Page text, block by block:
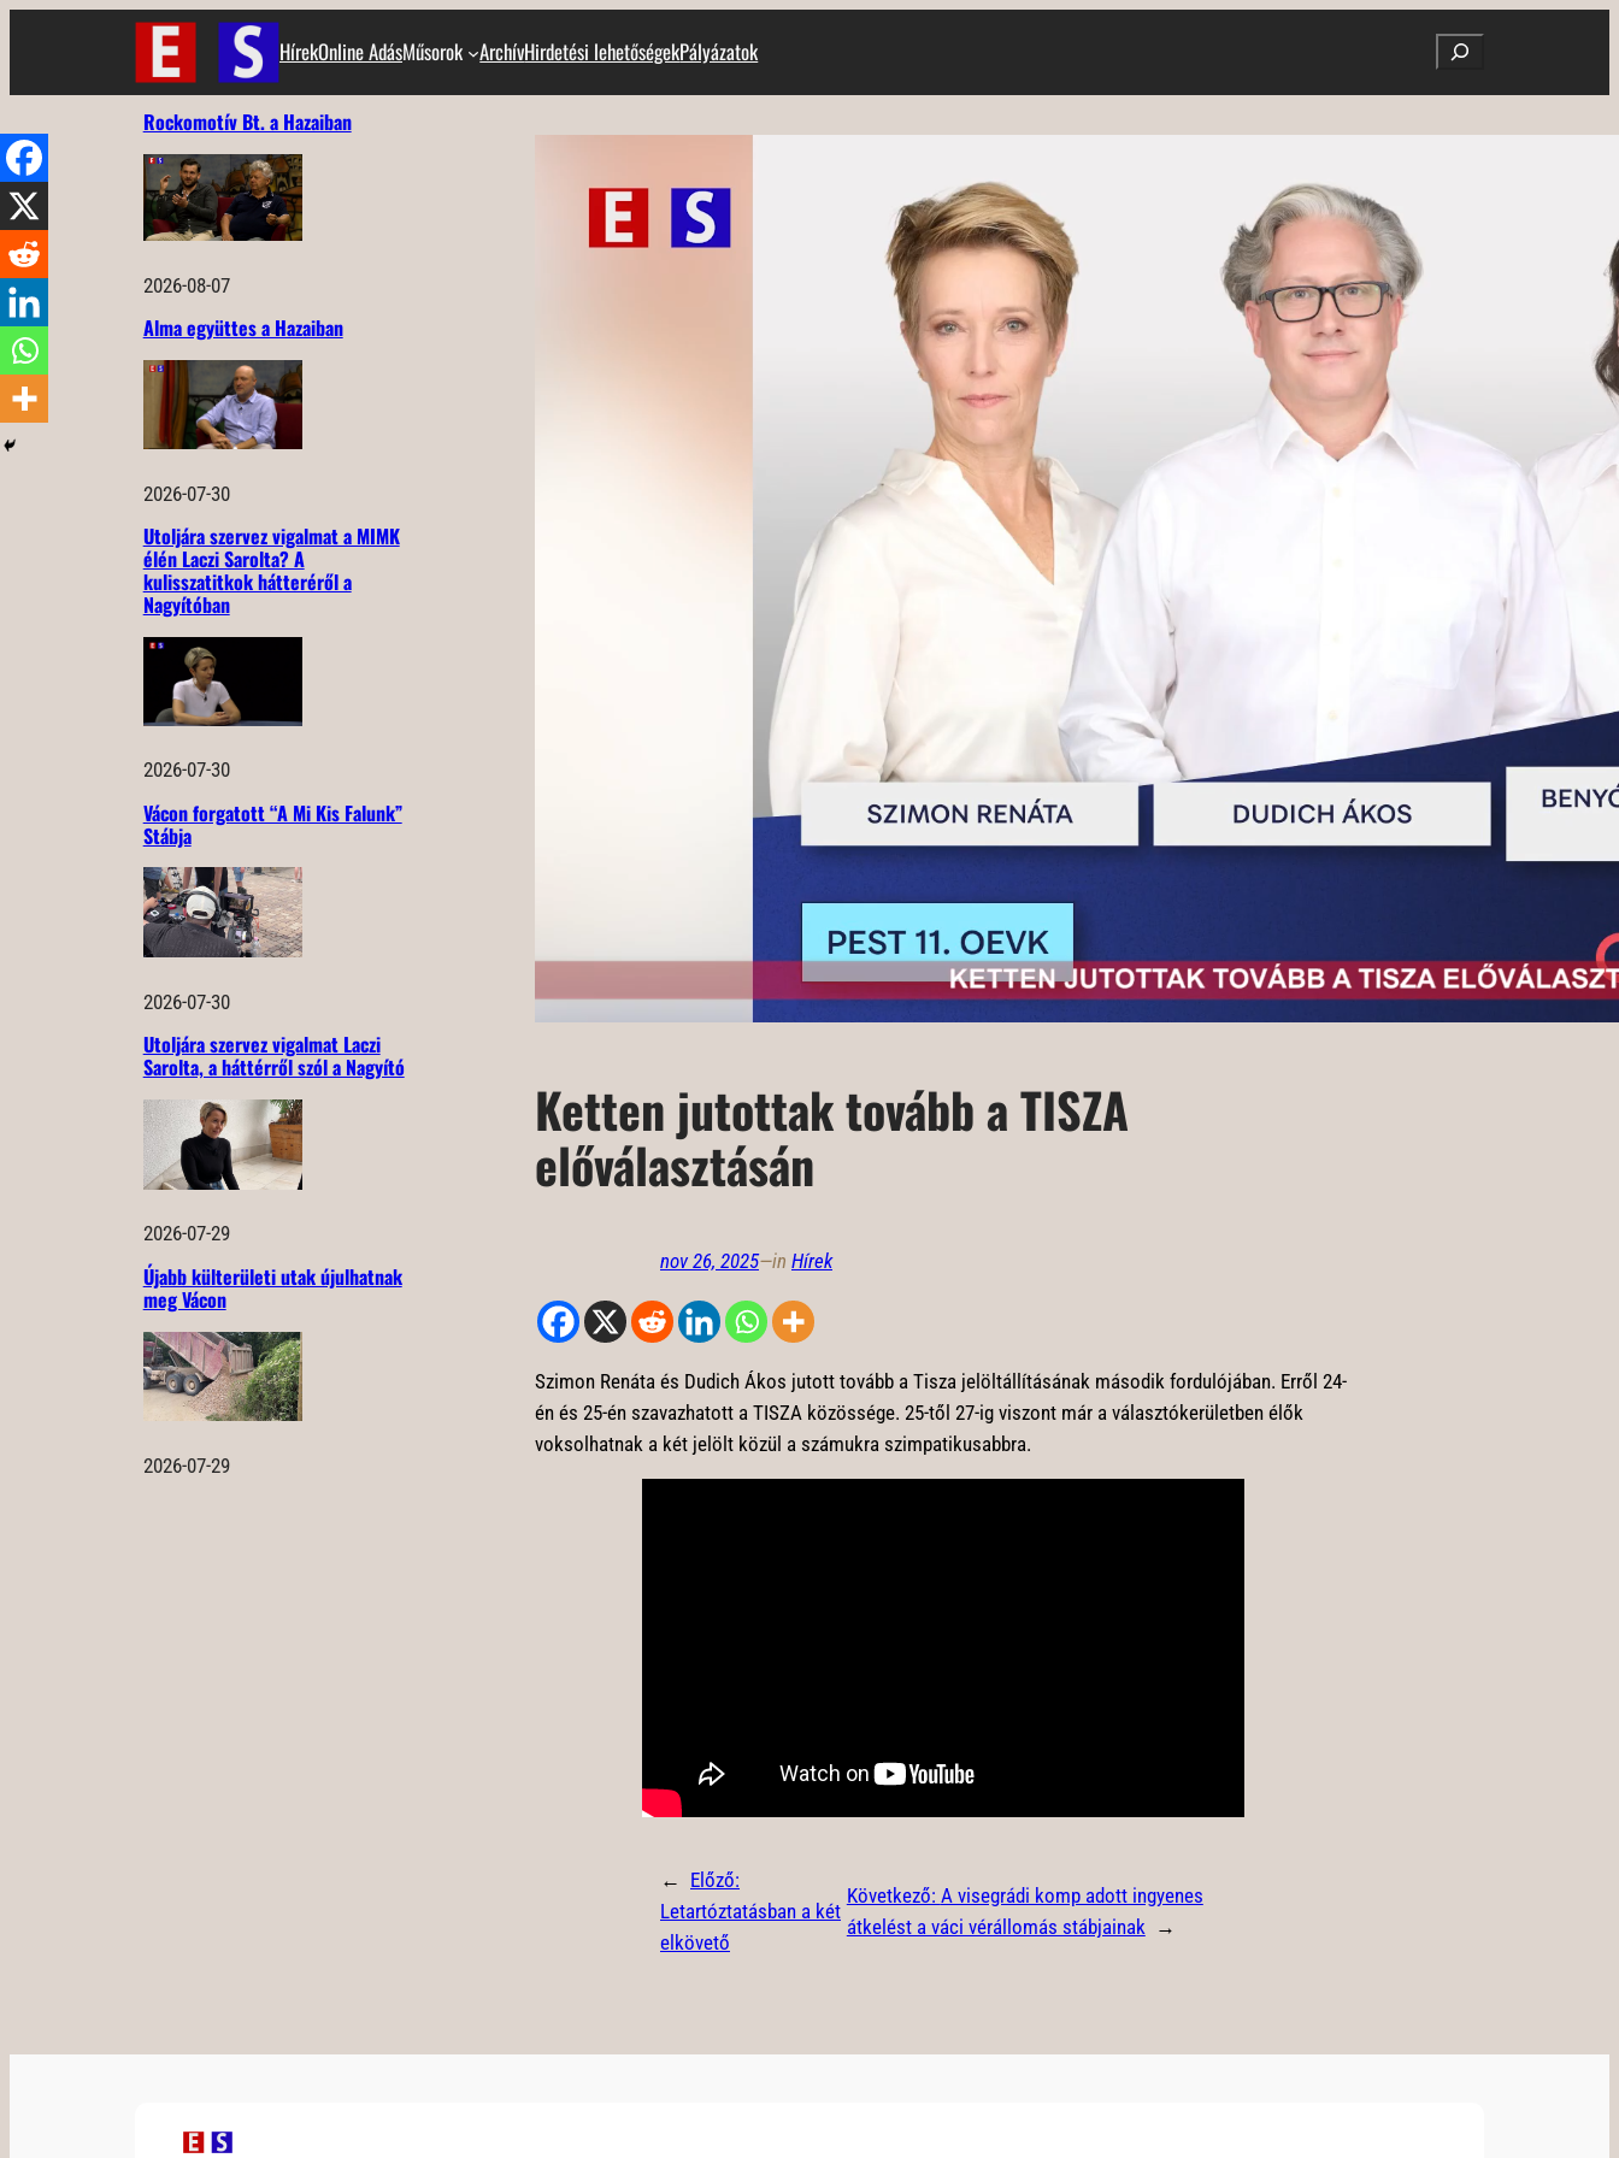
HírekOnline AdásMűsorok ArchívHirdetési lehetőségekPályázatok Search
Rockomotív Bt. a Hazaiban
2026-08-07
Alma együttes a Hazaiban
2026-07-30
Utoljára szervez vigalmat a MIMK
élén Laczi Sarolta? A
kulisszatitkok hátteréről a
Nagyítóban
2026-07-30
Vácon forgatott “A Mi Kis Falunk”
Stábja
2026-07-30
Utoljára szervez vigalmat Laczi
Sarolta, a háttérről szól a Nagyító
2026-07-29
Újabb külterületi utak újulhatnak
meg Vácon
2026-07-29
Ketten jutottak tovább a TISZA
előválasztásán
nov 26, 2025—in Hírek
Szimon Renáta és Dudich Ákos jutott tovább a Tisza jelöltállításának második fordulójában. Erről 24-
én és 25-én szavazhatott a TISZA közössége. 25-től 27-ig viszont már a választókerületben élők
voksolhatnak a két jelölt közül a számukra szimpatikusabbra.
← Előző:
Letartóztatásban a két
elkövető
Következő: A visegrádi komp adott ingyenes
átkelést a váci vérállomás stábjainak →